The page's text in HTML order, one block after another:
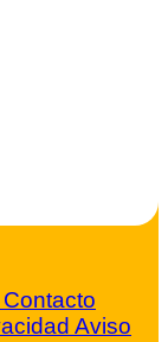
Contacto
Aviso